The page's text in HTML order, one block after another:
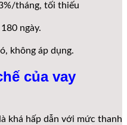
tháng, tối thiếu
ngày.
không áp dụng.
của vay
khá hấp dẫn với mức thanh